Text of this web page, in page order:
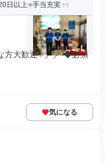
日以上⭐手当充実
方大歓迎✨／／ ◆必須
気になる